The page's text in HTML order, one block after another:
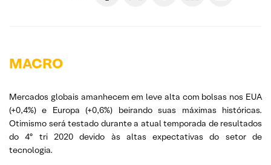
MACRO
Mercados globais amanhecem em leve alta com bolsas nos EUA
(+0,4%) e Europa (+0,6%) beirando suas máximas históricas.
Otimismo será testado durante a atual temporada de resultados
do 4º tri 2020 devido às altas expectativas do setor de
tecnologia.